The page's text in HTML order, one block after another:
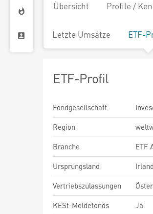
Übersicht Profile /
Letzte Umsätze ETF-
ETF-Profil
Fondgesellschaft
Region
Branche
ETF
Ursprungsland
Irland
Vertriebszulassungen
KESt-Meldefonds
Ja